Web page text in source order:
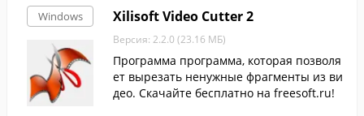
Windows Xilisoft Video Cutter 2
Версия: 2.2.0 (23.16 МБ)
Программа программа, которая позволя
ет вырезать ненужные фрагменты из ви
део. Скачайте бесплатно на freesoft.ru!